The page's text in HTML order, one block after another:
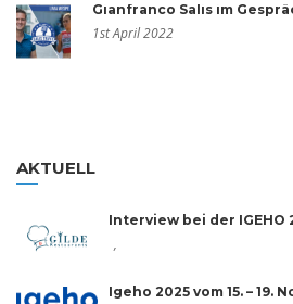
Gianfranco Salis im
1st April 2022
AKTUELL
Interview bei der IGEHO
,
Igeho 2025 vom 15. – 19.